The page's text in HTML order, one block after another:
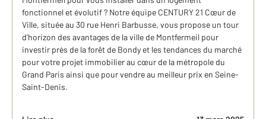
fonctionnel et évolutif ? Notre équipe CENTURY 21 Cœur de
Ville, située au 30 rue Henri Barbusse, vous propose un tour
d’horizon des avantages de la ville de Montfermeil pour
investir près de la forêt de Bondy et les tendances du marché
pour votre projet immobilier au cœur de la métropole du
Grand Paris ainsi que pour vendre au meilleur prix en Seine-
Saint-Denis.